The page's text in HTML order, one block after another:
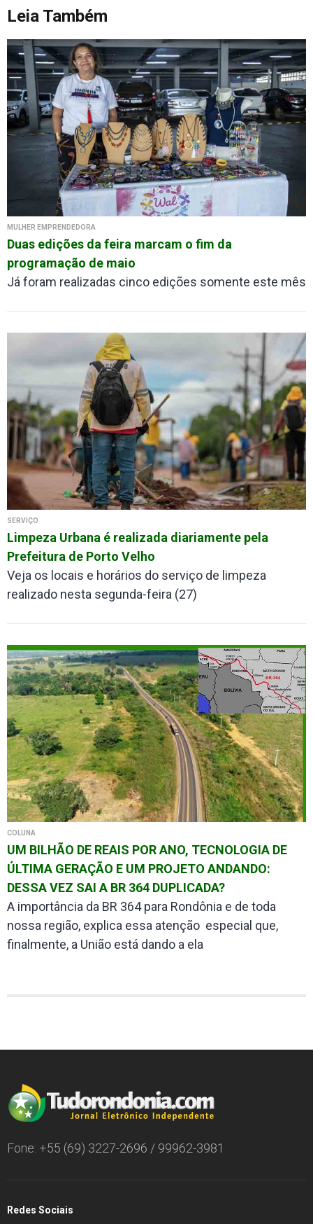
Leia Também
MULHER EMPRENDEDORA
Duas edições da feira marcam o fim da
programação de maio
Já foram realizadas cinco edições somente este mês
SERVIÇO
Limpeza Urbana é realizada diariamente pela
Prefeitura de Porto Velho
Veja os locais e horários do serviço de limpeza
realizado nesta segunda-feira (27)
COLUNA
UM BILHÃO DE REAIS POR ANO, TECNOLOGIA DE
ÚLTIMA GERAÇÃO E UM PROJETO ANDANDO:
DESSA VEZ SAI A BR 364 DUPLICADA?
A importância da BR 364 para Rondônia e de toda
nossa região, explica essa atenção especial que,
finalmente, a União está dando a ela
Fone: +55 (69) 3227-2696 / 99962-3981
Redes Sociais